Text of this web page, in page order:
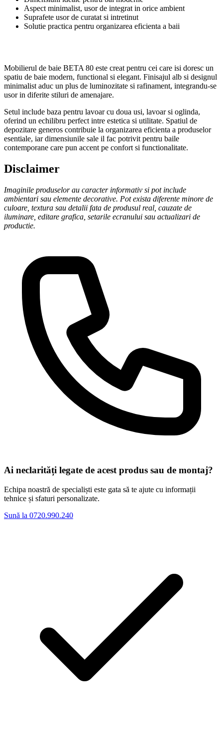
Aspect minimalist, usor de integrat in orice ambient
Suprafete usor de curatat si intretinut
Solutie practica pentru organizarea eficienta a baii
Mobilierul de baie BETA 80 este creat pentru cei care isi doresc un
spatiu de baie modern, functional si elegant. Finisajul alb si designul
minimalist aduc un plus de luminozitate si rafinament, integrandu-se
usor in diferite stiluri de amenajare.
Setul include baza pentru lavoar cu doua usi, lavoar si oglinda,
oferind un echilibru perfect intre estetica si utilitate. Spatiul de
depozitare generos contribuie la organizarea eficienta a produselor
esentiale, iar dimensiunile sale il fac potrivit pentru baile
contemporane care pun accent pe confort si functionalitate.
Disclaimer
Imaginile produselor au caracter informativ si pot include
ambientari sau elemente decorative. Pot exista diferente minore de
culoare, textura sau detalii fata de produsul real, cauzate de
iluminare, editare grafica, setarile ecranului sau actualizari de
productie.
Ai neclarități legate de acest produs sau de montaj?
Echipa noastră de specialiști este gata să te ajute cu informații
tehnice și sfaturi personalizate.
Sună la 0720.990.240